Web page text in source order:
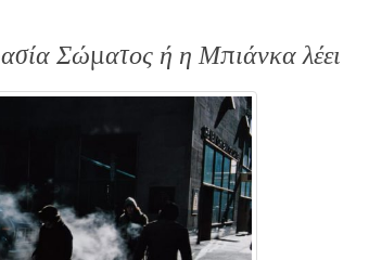
Σώματος ή η Μπιάνκα λέει